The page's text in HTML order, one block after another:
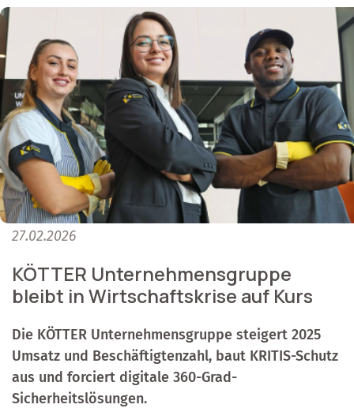
27.02.2026
KÖTTER Unternehmensgruppe
bleibt in Wirtschaftskrise auf Kurs
Die KÖTTER Unternehmensgruppe steigert 2025
Umsatz und Beschäftigtenzahl, baut KRITIS-Schutz
aus und forciert digitale 360-Grad-
Sicherheitslösungen.